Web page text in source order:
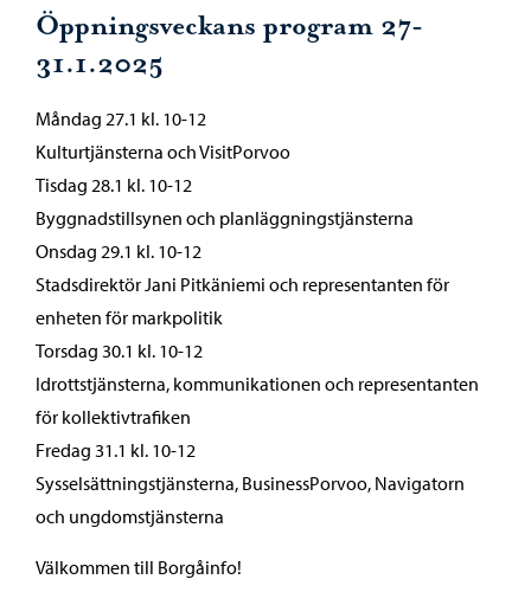
Öppningsveckans program 27-
31.1.2025
Måndag 27.1 kl. 10-12
Kulturtjänsterna och VisitPorvoo
Tisdag 28.1 kl. 10-12
Byggnadstillsynen och planläggningstjänsterna
Onsdag 29.1 kl. 10-12
Stadsdirektör Jani Pitkäniemi och representanten för
enheten för markpolitik
Torsdag 30.1 kl. 10-12
Idrottstjänsterna, kommunikationen och representanten
för kollektivtrafiken
Fredag 31.1 kl. 10-12
Sysselsättningstjänsterna, BusinessPorvoo, Navigatorn
och ungdomstjänsterna
Välkommen till Borgåinfo!